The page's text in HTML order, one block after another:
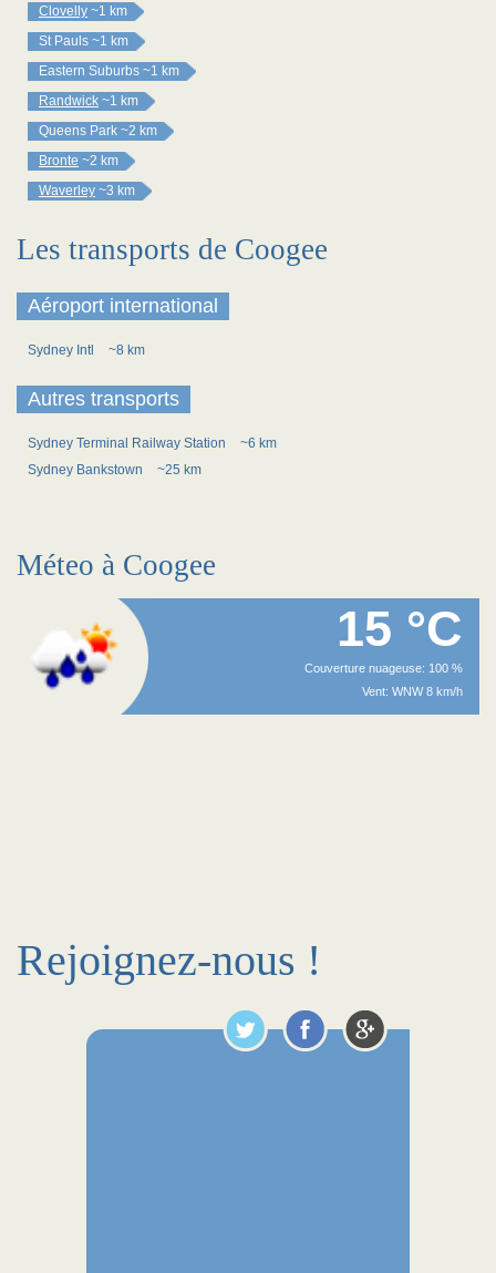
Clovelly ~1 km
St Pauls ~1 km
Eastern Suburbs ~1 km
Randwick ~1 km
Queens Park ~2 km
Bronte ~2 km
Waverley ~3 km
Les transports de Coogee
Aéroport international
Sydney Intl ~8 km
Autres transports
Sydney Terminal Railway Station
~6 km
Sydney Bankstown
~25 km
Méteo à Coogee
15 °C
Couverture nuageuse: 100 %
Vent: WNW 8 km/h
Rejoignez-nous !